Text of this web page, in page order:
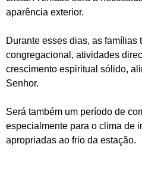
aparência exterior.
Durante esses dias, as
congregacional, atividades
crescimento espiritual sólido,
Senhor.
Será também um período de
especialmente para o clima de
apropriadas ao frio da estação.